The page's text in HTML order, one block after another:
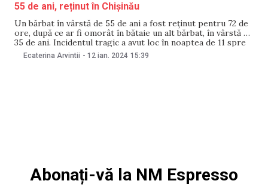
55 de ani, reținut în Chișinău
Un bărbat în vârstă de 55 de ani a fost reținut pentru 72 de
ore, după ce ar fi omorât în bătaie un alt bărbat, în vârstă de
35 de ani. Incidentul tragic a avut loc în noaptea de 11 spre
12 ianuarie, în scara unui bloc din sectorul Rîșcani
Ecaterina Arvintii - 12 ian. 2024 15:39
Abonați-vă la NM Espresso